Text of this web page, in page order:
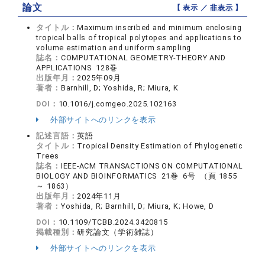
論文 【 表示 ／非表示 】
タイトル：Maximum inscribed and minimum enclosing
tropical balls of tropical polytopes and applications to
volume estimation and uniform sampling
誌名： COMPUTATIONAL GEOMETRY-THEORY AND
APPLICATIONS 128巻
出版年月：2025年09月
著者： Barnhill, D; Yoshida, R; Miura, K
DOI： 10.1016/j.comgeo.2025.102163
外部サイトへのリンクを表示
記述言語：英語
タイトル： Tropical Density Estimation of Phylogenetic
Trees
誌名： IEEE-ACM TRANSACTIONS ON COMPUTATIONAL
BIOLOGY AND BIOINFORMATICS 21巻 6号 （頁 1855
～ 1863）
出版年月：2024年11月
著者： Yoshida, R; Barnhill, D; Miura, K; Howe, D
DOI： 10.1109/TCBB.2024.3420815
掲載種別：研究論文（学術雑誌）
外部サイトへのリンクを表示